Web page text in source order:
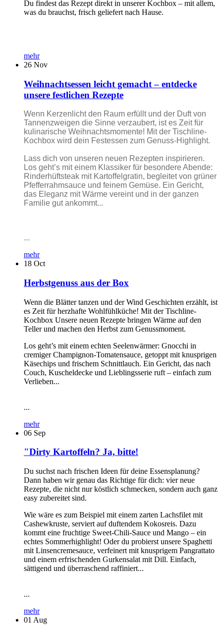
Du findest das Rezept direkt in unserer Kochbox – mit allem,
was du brauchst, frisch geliefert nach Hause.
mehr
26 Nov
Weihnachtsessen leicht gemacht – entdecke
unsere festlichen Rezepte
Wenn Kerzenlicht den Raum erfüllt und der Duft von
Tannenzweigen die Sinne verzaubert, ist es Zeit für
kulinarische Weihnachtsmomente! Mit der Tischline-
Kochbox wird dein Festessen zum Genuss-Highlight.
Lass dich von unseren neuen Rezepten inspirieren.
Los geht’s mit einem Klassiker für besondere Abende:
Rinderhüftsteak mit Kartoffelgratin, begleitet von grüner
Pfefferrahmsauce und feinem Gemüse. Ein Gericht,
das Eleganz mit Wärme vereint und in der ganzen
Familie gut ankommt...
...
mehr
18 Oct
Herbstgenuss aus der Box
Wenn die Blätter tanzen und der Wind Geschichten erzählt, ist
es Zeit für herzhafte Wohlfühlküche! Mit der Tischline-
Kochbox Unsere neuen Rezepte bringen Wärme auf den
Teller und machen den Herbst zum Genussmoment.
Los geht’s mit einem echten Seelenwärmer: Gnocchi in
cremiger Champignon-Tomatensauce, getoppt mit knusprigen
Käsechips und frischem Schnittlauch. Ein Gericht, das nach
Couch, Kuscheldecke und Lieblingsserie ruft – einfach zum
Verlieben...
...
mehr
06 Sep
"Dirty Kartoffeln? Ja, bitte!
Du suchst nach frischen Ideen für deine Essensplanung?
Dann haben wir genau das Richtige für dich: vier neue
Rezepte, die nicht nur köstlich schmecken, sondern auch ganz
easy zubereitet sind.
Wie wäre es zum Beispiel mit einem zarten Lachsfilet mit
Cashewkruste, serviert auf duftendem Kokosreis. Dazu
kommt eine fruchtige Sweet-Chili-Sauce und Mango – ein
echtes Sommerhighlight! Oder du probierst unsere Spaghetti
mit Linsencremesauce, verfeinert mit knusprigem Pangrattato
und einem erfrischenden Gurkensalat mit Dill. Einfach,
sättigend und überraschend raffiniert...
...
mehr
01 Aug